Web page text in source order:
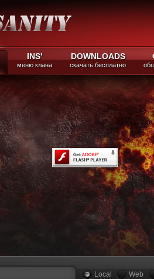
INS'
меню клана
DOWNLOADS
скачать бесплатно
Local Web